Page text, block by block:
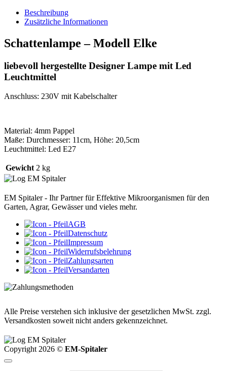
Beschreibung
Zusätzliche Informationen
Schattenlampe – Modell Elke
liebevoll hergestellte Designer Lampe mit Led
Leuchtmittel
Anschluss: 230V mit Kabelschalter
Material: 4mm Pappel
Maße: Durchmesser: 11cm, Höhe: 20,5cm
Leuchtmittel: Led E27
Gewicht 2 kg
EM Spitaler - Ihr Partner für Effektive Mikroorganismen für den
Garten, Agrar, Gewässer und vieles mehr.
AGB
Datenschutz
Impressum
Widerrufsbelehrung
Zahlungsarten
Versandarten
Alle Preise verstehen sich inklusive der gesetzlichen MwSt. zzgl.
Versandkosten soweit nicht anders gekennzeichnet.
Copyright 2026 © EM-Spitaler